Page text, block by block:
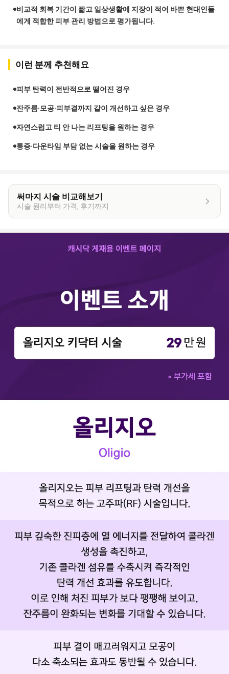
비교적 회복 기간이 짧고 일상생활에 지장이 적어 바쁜 현대인들
에게 적합한 피부 관리 방법으로 평가됩니다.
이런 분께 추천해요
피부 탄력이 전반적으로 떨어진 경우
잔주름·모공·피부결까지 같이 개선하고 싶은 경우
자연스럽고 티 안 나는 리프팅을 원하는 경우
통증·다운타임 부담 없는 시술을 원하는 경우
써마지 시술 비교해보기
시술 원리부터 가격, 후기까지